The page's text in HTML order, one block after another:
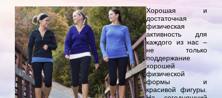
Хорошая и
достаточная
физическая
активность для
каждого из нас –
не только
поддержание
хорошей
физической
формы и
красивой фигуры.